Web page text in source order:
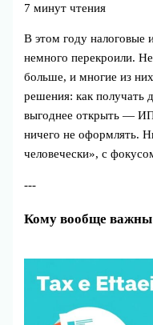
7 минут чтения
В этом году налоговые
немного перекроили.
больше, и многие из
решения: как получать
выгоднее открыть —
ничего не оформлять.
человечески», с
---
Кому вообще важны